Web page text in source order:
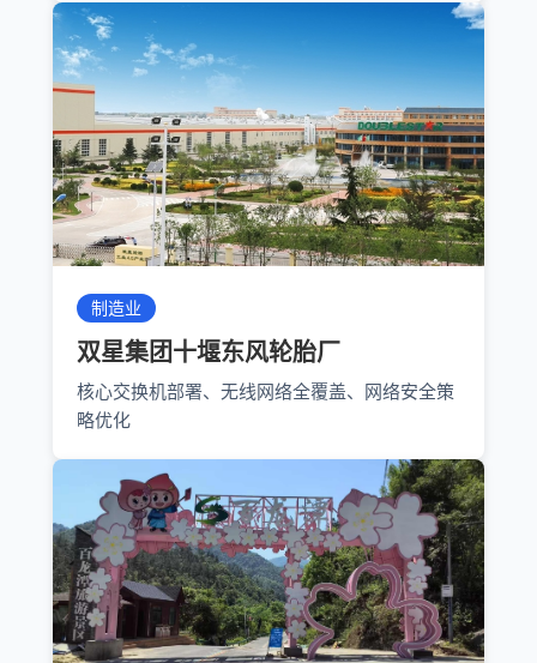
制造业
双星集团十堰东风轮胎厂
核心交换机部署、无线网络全覆盖、网络安全策
略优化